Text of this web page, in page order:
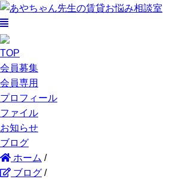
TOP
会員募集
会員専用
プロフィール
ファイル
お知らせ
ブログ
ホーム /
ブログ /